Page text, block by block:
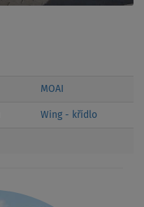
MOAI
Wing - křídlo